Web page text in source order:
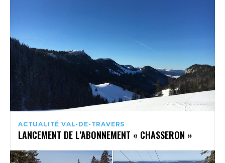
ACTUALITÉ VAL-DE-TRAVERS
LANCEMENT DE L’ABONNEMENT « CHASSERON »